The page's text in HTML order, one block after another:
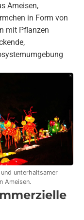
Ameisen,
in Form von
mit Pflanzen
unterhaltsamer
Ameisen.